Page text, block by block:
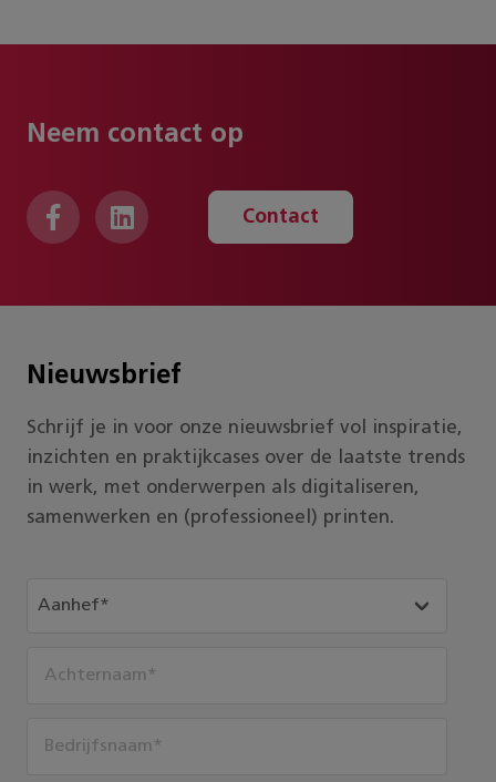
Neem contact op
Contact
Nieuwsbrief
Schrijf je in voor onze nieuwsbrief vol inspiratie,
inzichten en praktijkcases over de laatste trends
in werk, met onderwerpen als digitaliseren,
samenwerken en (professioneel) printen.